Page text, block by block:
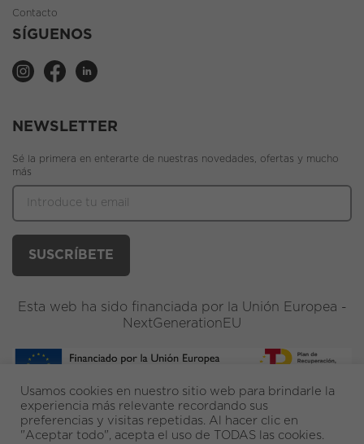
Contacto
SÍGUENOS
NEWSLETTER
Sé la primera en enterarte de nuestras novedades, ofertas y mucho
más
Esta web ha sido financiada por la Unión Europea -
NextGenerationEU
Usamos cookies en nuestro sitio web para brindarle la
experiencia más relevante recordando sus
preferencias y visitas repetidas. Al hacer clic en
"Aceptar todo", acepta el uso de TODAS las cookies.